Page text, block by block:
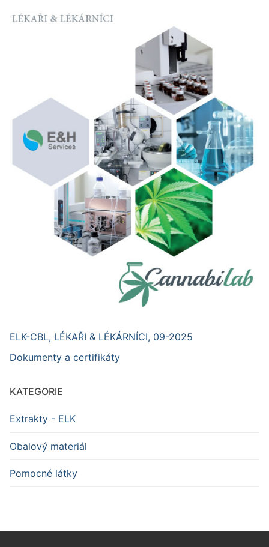
Lékaři / lékárníci
Ke stažení
Volná místa
ELK-CBL, LÉKAŘI & LÉKÁRNÍCI, 09-2025
Dokumenty a certifikáty
KATEGORIE
Extrakty - ELK
Obalový materiál
Pomocné látky